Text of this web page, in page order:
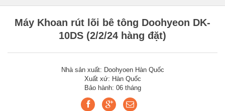
Máy Khoan rút lõi bê tông Doohyeon DK-
10DS (2/2/24 hàng đặt)
Nhà sản xuất: Doohyoen Hàn Quốc
Xuất xứ: Hàn Quốc
Bảo hành: 06 tháng